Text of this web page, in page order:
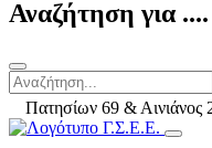
Αναζήτηση για ....
Πατησίων 69 & Αινιάνος